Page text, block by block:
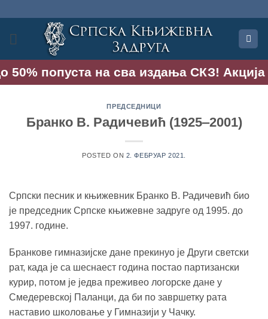
садржај
50% попуста на сва издања СКЗ! Акција
ПРЕДСЕДНИЦИ
Бранко В. Радичевић (1925‒2001)
POSTED ON 2. ФЕБРУАР 2021.
Српски песник и књижевник Бранко В. Радичевић био
је председник Српске књижевне задруге од 1995. до
1997. године.
Бранкове гимназијске дане прекинуо је Други светски
рат, када је са шеснаест година постао партизански
курир, потом је једва преживео логорске дане у
Смедеревској Паланци, да би по завршетку рата
наставио школовање у Гимназији у Чачку.